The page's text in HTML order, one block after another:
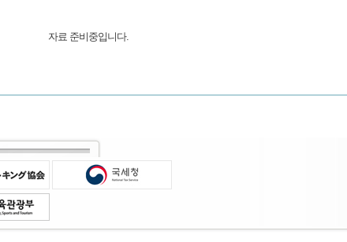
자료 준비중입니다.